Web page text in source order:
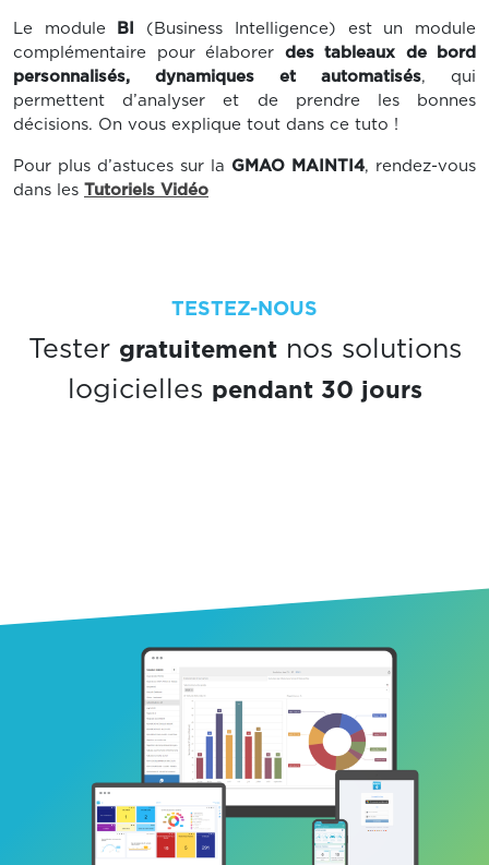
Le module BI
(Business Intelligence) est un module
complémentaire pour élaborer des tableaux de bord
personnalisés, dynamiques et automatisés, qui
permettent d’analyser et de prendre les bonnes
décisions. On vous explique tout dans ce tuto !
Pour plus d’astuces sur la GMAO MAINTI4, rendez-vous
dans les Tutoriels Vidéo
TESTEZ-NOUS
Tester gratuitementnos solutions
logicielles pendant 30 jours